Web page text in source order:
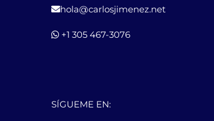
hola@carlosjimenez.net
+1 305 467-3076
SÍGUEME EN: